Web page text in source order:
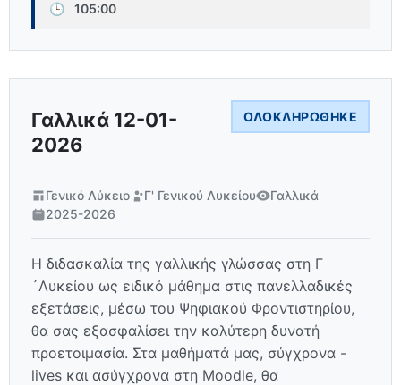
🕒 105:00
Γαλλικά 12-01-
2026
ΟΛΟΚΛΗΡΏΘΗΚΕ
Γενικό Λύκειο Γ' Γενικού Λυκείου
Γαλλικά
2025-2026
Η διδασκαλία της γαλλικής γλώσσας στη Γ
´Λυκείου ως ειδικό μάθημα στις πανελλαδικές
εξετάσεις, μέσω του Ψηφιακού Φροντιστηρίου,
θα σας εξασφαλίσει την καλύτερη δυνατή
προετοιμασία. Στα μαθήματά μας, σύγχρονα -
lives και ασύγχρονα στη Moodle, θα